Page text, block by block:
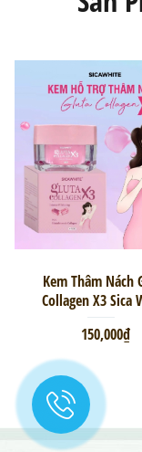
Kem Thâm Nách
Collagen X3 Sica
150,000₫